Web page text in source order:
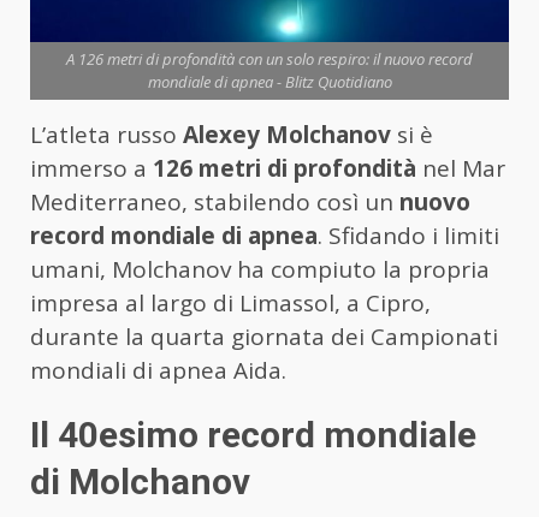
A 126 metri di profondità con un solo respiro: il nuovo record
mondiale di apnea - Blitz Quotidiano
L’atleta russo Alexey Molchanov si è
immerso a 126 metri di profondità nel Mar
Mediterraneo, stabilendo così un nuovo
record mondiale di apnea. Sfidando i limiti
umani, Molchanov ha compiuto la propria
impresa al largo di Limassol, a Cipro,
durante la quarta giornata dei Campionati
mondiali di apnea Aida.
Il 40esimo record mondiale
di Molchanov